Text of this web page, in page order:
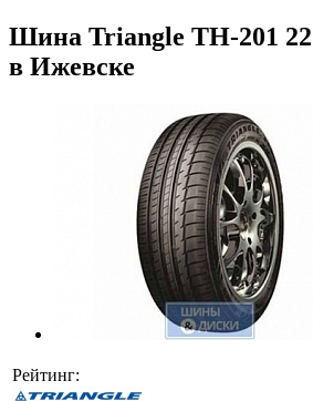
Шина Triangle ТН-201
в Ижевске
Рейтинг: